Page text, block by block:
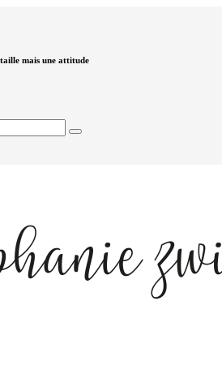
mais une attitude